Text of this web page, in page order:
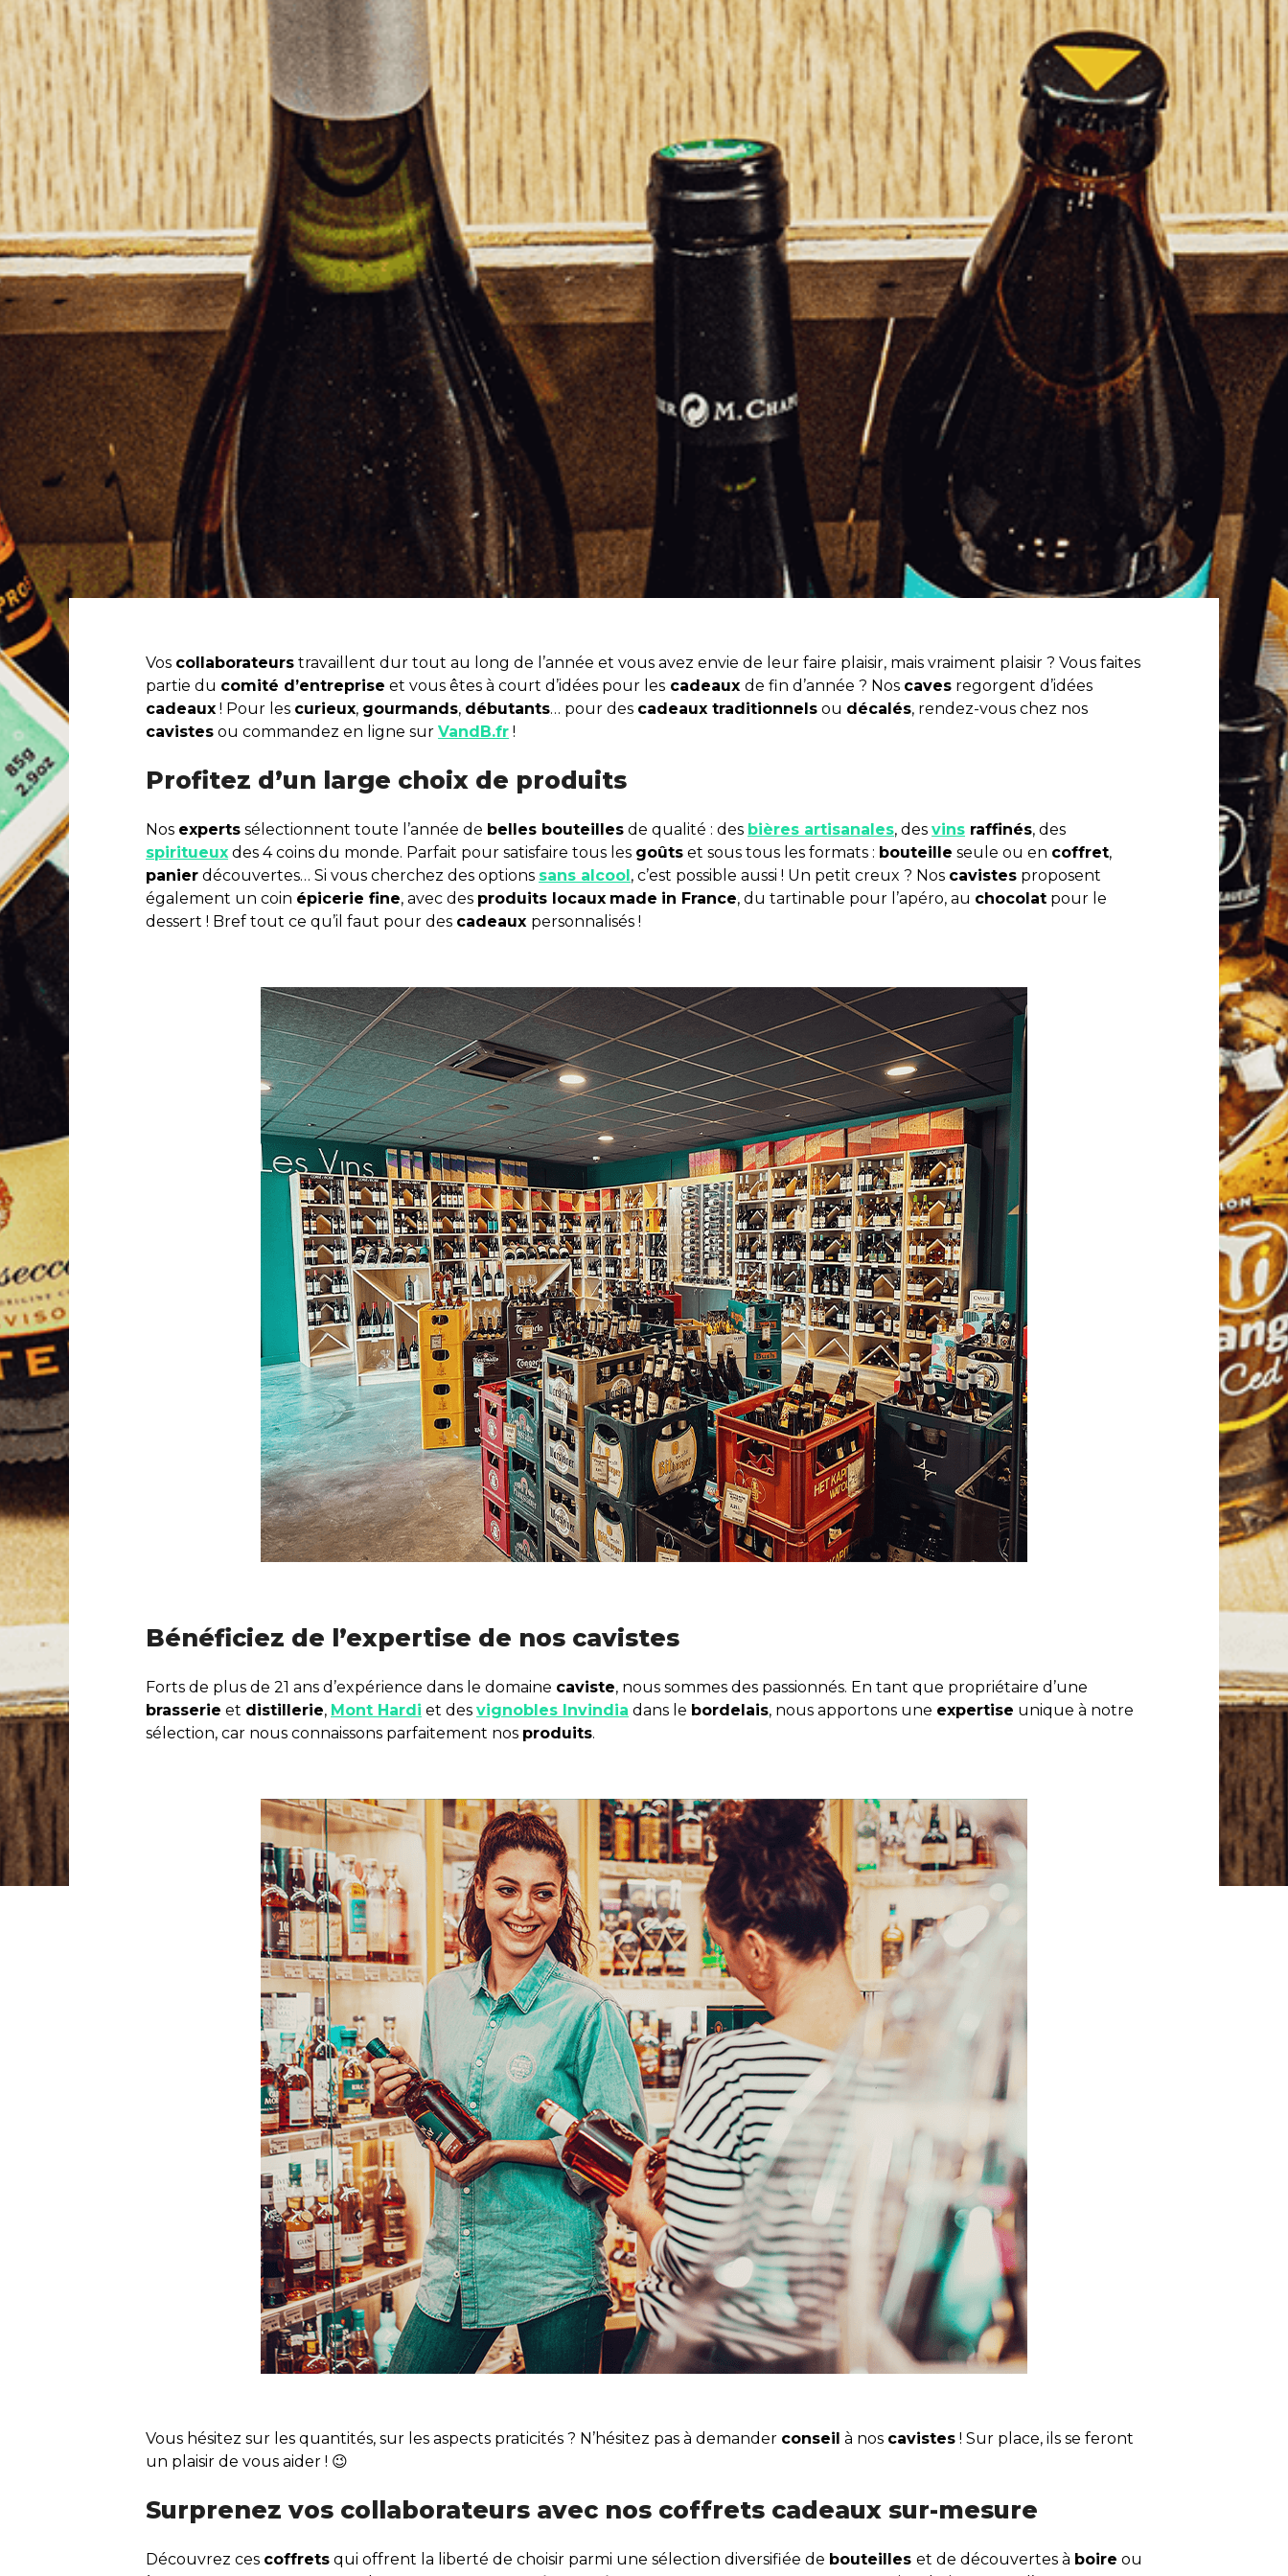
Vos collaborateurs travaillent dur tout au long de l’année et vous avez envie de leur faire plaisir, mais vraiment plaisir ? Vous faites
partie du comité d’entreprise et vous êtes à court d’idées pour les cadeaux de fin d’année ? Nos caves regorgent d’idées
cadeaux ! Pour les curieux, gourmands, débutants… pour des cadeaux traditionnels ou décalés, rendez-vous chez nos
cavistes ou commandez en ligne sur VandB.fr !
Profitez d’un large choix de produits
Nos experts sélectionnent toute l’année de belles bouteilles de qualité : des bières artisanales, des vins raffinés, des
spiritueux des 4 coins du monde. Parfait pour satisfaire tous les goûts et sous tous les formats : bouteille seule ou en coffret,
panier découvertes… Si vous cherchez des options sans alcool, c’est possible aussi ! Un petit creux ? Nos cavistes proposent
également un coin épicerie fine, avec des produits locaux made in France, du tartinable pour l’apéro, au chocolat pour le
dessert ! Bref tout ce qu’il faut pour des cadeaux personnalisés !
Bénéficiez de l’expertise de nos cavistes
Forts de plus de 21 ans d’expérience dans le domaine caviste, nous sommes des passionnés. En tant que propriétaire d’une
brasserie et distillerie, Mont Hardi et des vignobles Invindia dans le bordelais, nous apportons une expertise unique à notre
sélection, car nous connaissons parfaitement nos produits.
Vous hésitez sur les quantités, sur les aspects praticités ? N’hésitez pas à demander conseil à nos cavistes ! Sur place, ils se feront
un plaisir de vous aider ! 😉
Surprenez vos collaborateurs avec nos coffrets cadeaux sur-mesure
Découvrez ces coffrets qui offrent la liberté de choisir parmi une sélection diversifiée de bouteilles et de découvertes à boire ou